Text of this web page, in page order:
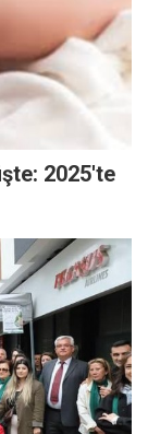
2025'te